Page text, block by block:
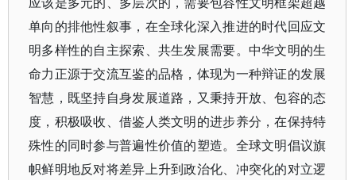
应该是多元的、多层次的，需要包容性文明框架超越
单向的排他性叙事，在全球化深入推进的时代回应文
明多样性的自主探索、共生发展需要。中华文明的生
命力正源于交流互鉴的品格，体现为一种辩证的发展
智慧，既坚持自身发展道路，又秉持开放、包容的态
度，积极吸收、借鉴人类文明的进步养分，在保持特
殊性的同时参与普遍性价值的塑造。全球文明倡议旗
帜鲜明地反对将差异上升到政治化、冲突化的对立逻